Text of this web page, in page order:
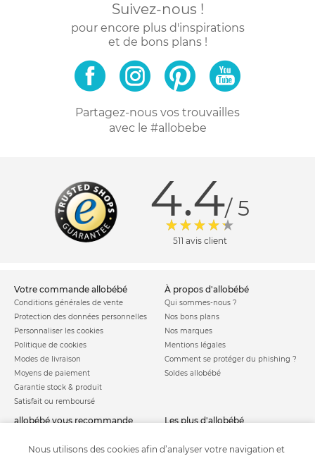
Suivez-nous !
pour encore plus d'inspirations
et de bons plans !
Partagez-nous vos trouvailles
avec le #allobebe
4.4/ 5
511 avis client
votre commande allobébé
Conditions générales de vente
Protection des données personnelles
Personnaliser les cookies
Politique de cookies
Modes de livraison
Moyens de paiement
Garantie stock & produit
Satisfait ou remboursé
à propos d'allobébé
Qui sommes-nous ?
Nos bons plans
Nos marques
Mentions légales
Comment se protéger du phishing ?
Soldes allobébé
allobébé vous recommande
Nos labels
les plus d'allobébé
Infos conseils
Nous utilisons des cookies afin d’analyser votre navigation et